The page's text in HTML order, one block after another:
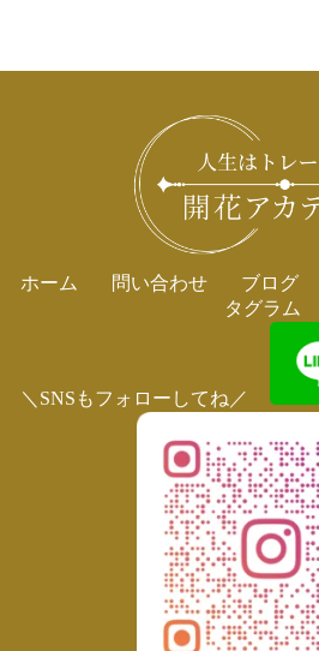
ホーム 問い合わせ ブログ
タグラム
＼SNSもフォローしてね／